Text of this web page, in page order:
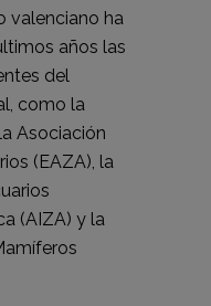
valenciano ha
años las
del
como la
Asociación
(EAZA), la
(AIZA) y la